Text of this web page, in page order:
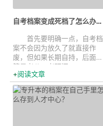
自考档案变成死档了怎么办？实用的...
首先要明确一点，自考档
案不会因为放久了就直接作
废，但如果长期自持，后面不
管是考公、考研还...
阅读文章